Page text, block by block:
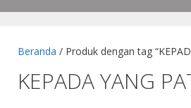
Beranda / Produk dengan tag
KEPADA YANG